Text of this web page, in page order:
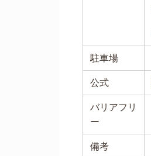
駐車場
公式
バリアフリ
ー
備考